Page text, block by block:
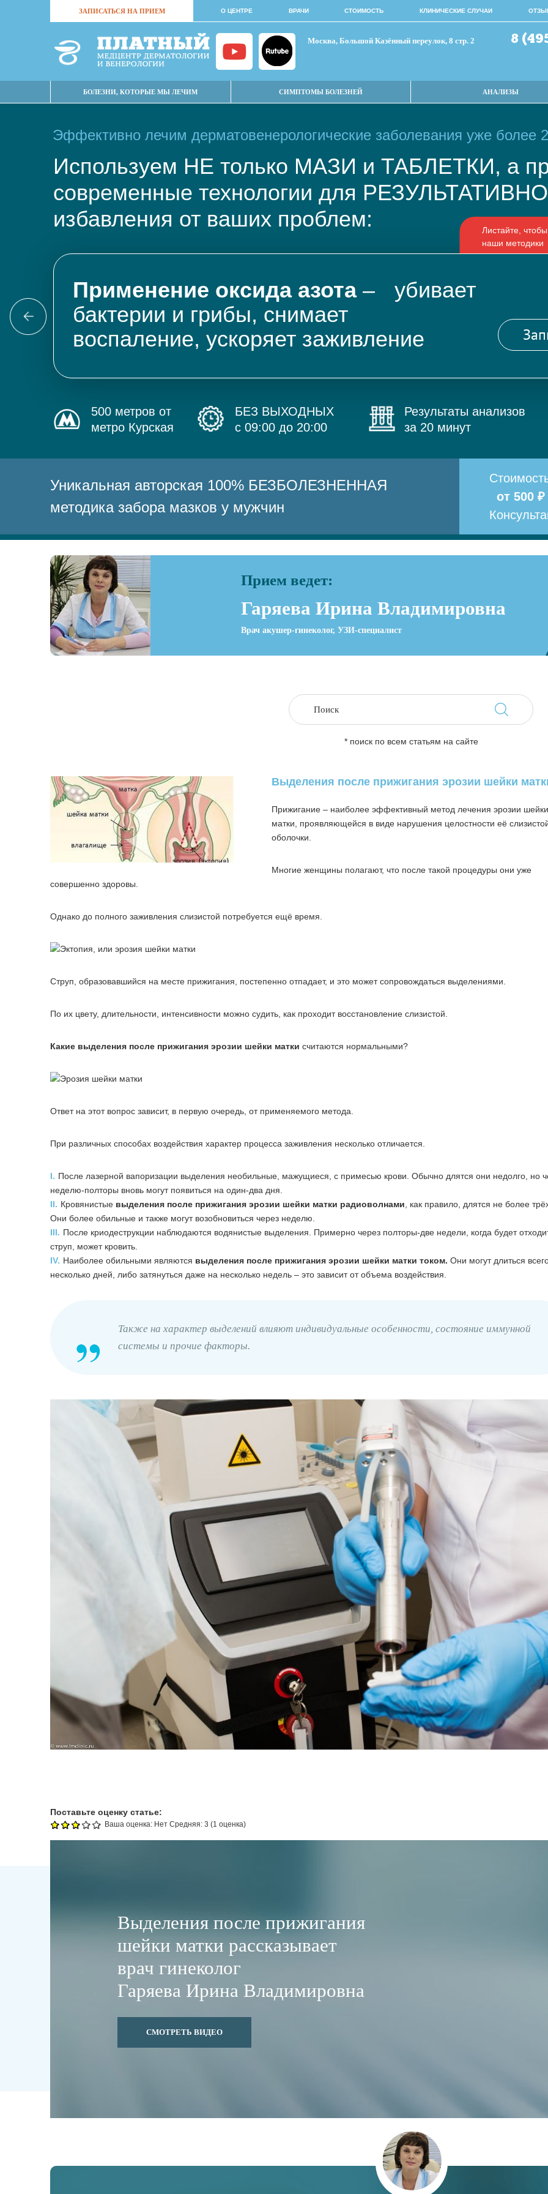
ЗАПИСАТЬСЯ НА ПРИЕМ О ЦЕНТРЕ ВРАЧИ СТОИМОСТЬ КЛИНИЧЕСКИЕ СЛУЧАИ
Москва, Большой Казённый переулок, 8 стр. 2 8
БОЛЕЗНИ, КОТОРЫЕ МЫ ЛЕЧИМ СИМПТОМЫ БОЛЕЗНЕЙ АНАЛИЗЫ
Эффективно лечим дерматовенерологические заболевания уже более
Используем НЕ только МАЗИ и ТАБЛЕТКИ, а
современные технологии для
избавления от ваших проблем:
Применение оксида азота– убивает
бактерии и грибы, снимает
воспаление, ускоряет заживление
500 метров от
метро Курская
БЕЗ ВЫХОДНЫХ
с 09:00 до 20:00
Результаты анализов
за 20 минут
Уникальная авторская 100% БЕЗБОЛЕЗНЕННАЯ
методика забора мазков у мужчин
от 500
Прием ведет:
Гаряева Ирина Владимировна
Врач акушер-гинеколог, УЗИ-специалист
* поиск по всем статьям на сайте
Выделения после прижигания эрозии шейки
Прижигание – наиболее эффективный метод лечения эрозии шейки
матки, проявляющейся в виде нарушения целостности её
оболочки.
Многие женщины полагают, что после такой процедуры они уже
совершенно здоровы.
Однако до полного заживления слизистой потребуется ещё время.
Струп, образовавшийся на месте прижигания, постепенно отпадает, и это может сопровождаться выделениями.
По их цвету, длительности, интенсивности можно судить, как проходит восстановление слизистой.
Какие выделения после прижигания эрозии шейки матки считаются нормальными?
Ответ на этот вопрос зависит, в первую очередь, от применяемого метода.
При различных способах воздействия характер процесса заживления несколько отличается.
I. После лазерной вапоризации выделения необильные, мажущиеся, с примесью крови. Обычно длятся они недолго, но
неделю-полторы вновь могут появиться на один-два дня.
II. Кровянистые выделения после прижигания эрозии шейки матки радиоволнами , как правило, длятся не более
Они более обильные и также могут возобновиться через неделю.
III. После криодеструкции наблюдаются водянистые выделения. Примерно через полторы-две недели, когда будет
струп, может кровить.
IV. Наиболее обильными являются выделения после прижигания эрозии шейки матки током. Они могут длиться
несколько дней, либо затянуться даже на несколько недель – это зависит от объема воздействия.
Также на характер выделений влияют индивидуальные особенности, состояние иммунной
системы и прочие факторы.
Поставьте оценку статье:
Ваша оценка: Нет Средняя: 3 (1 оценка)
Выделения после прижигания
шейки матки рассказывает
врач гинеколог
Гаряева Ирина Владимировна
СМОТРЕТЬ ВИДЕО